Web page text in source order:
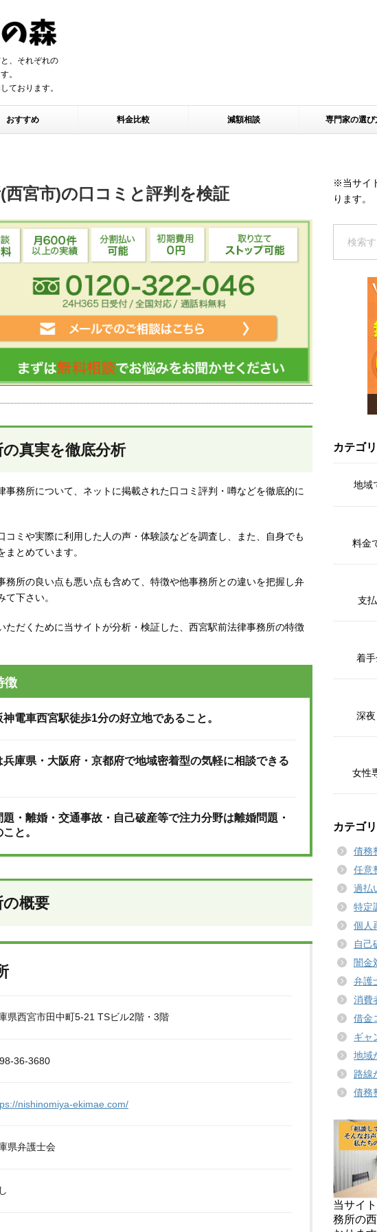
、それぞれの
説します。
ております。
おすすめ 料金比較 減額相談 専門家の選び
西宮市)の口コミと評判を検証
真実を徹底分析
事務所について、ネットに掲載された口コミ評判・噂などを徹底的に
ミや実際に利用した人の声・体験談などを調査し、
また、自身でも
とめています。
務所の良い点も悪い点も含めて、特徴や他事務所との違いを把握し弁
下さい。
ただくために当サイトが分析・検証した、西宮駅前法律事務所の特徴
徴
電車西宮駅徒歩1分の好立地であること。
兵庫県・大阪府・京都府で地域密着型の気軽に相談できる
・離婚・交通事故・自己破産等で注力分野は離婚問題・
と。
の概要
県西宮市田中町5-21 TSビル2階・3階
36-3680
nishinomiya-ekimae.com/
県弁護士会
※当サイ
ります。
カテゴ
地域
料金
支
着
深
女性
カテゴ
債務
任意
過払
特定
個人
自己
闇金
弁護
消費
借金
ギャ
地域
路線
債務
当サイ
務所の